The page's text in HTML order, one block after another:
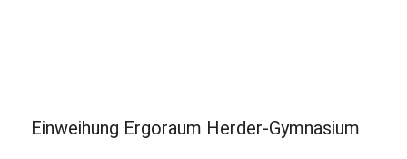
Einweihung Ergoraum Herder-Gymnasium